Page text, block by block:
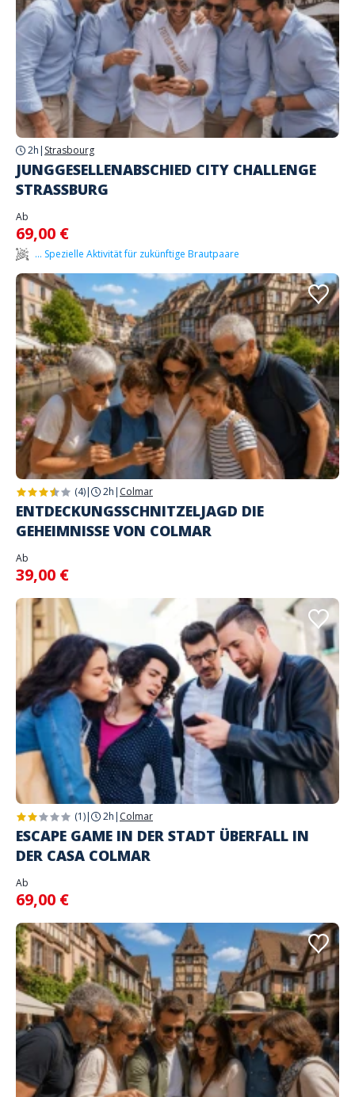
2h | Strasbourg
JUNGGESELLENABSCHIED CITY CHALLENGE
STRASSBURG
Ab
69,00 €
... Spezielle Aktivität für zukünftige Brautpaare
(4)| 2h | Colmar
ENTDECKUNGSSCHNITZELJAGD DIE
GEHEIMNISSE VON COLMAR
Ab
39,00 €
(1)| 2h | Colmar
ESCAPE GAME IN DER STADT ÜBERFALL IN
DER CASA COLMAR
Ab
69,00 €